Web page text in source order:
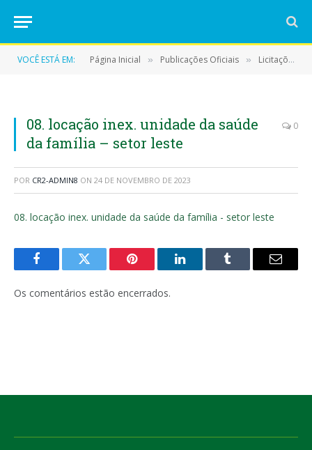
VOCÊ ESTÁ EM: Página Inicial » Publicações Oficiais » Licitações
08. locação inex. unidade da saúde
da família – setor leste
0
POR CR2-ADMIN8 ON 24 DE NOVEMBRO DE 2023
08. locação inex. unidade da saúde da família - setor leste
FacebookTwitter Pinterest LinkedInTumblr
E-
Os comentários estão encerrados.